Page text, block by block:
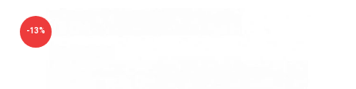
-13%